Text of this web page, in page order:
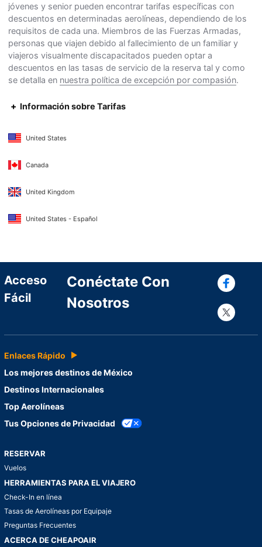
jóvenes y senior pueden encontrar tarifas específicas con
descuentos en determinadas aerolíneas, dependiendo de los
requisitos de cada una. Miembros de las Fuerzas Armadas,
personas que viajen debido al fallecimiento de un familiar y
viajeros visualmente discapacitados pueden optar a
descuentos en las tasas de servicio de la reserva tal y como
se detalla en nuestra política de excepción por compasión.
Información sobre Tarifas
United States
Canada
United Kingdom
United States - Español
Acceso
Fácil
Conéctate Con
Nosotros
Enlaces Rápido
Los mejores destinos de México
Destinos Internacionales
Top Aerolíneas
Tus Opciones de Privacidad
RESERVAR
Vuelos
HERRAMIENTAS PARA EL VIAJERO
Check-In en línea
Tasas de Aerolíneas por Equipaje
Preguntas Frecuentes
ACERCA DE CHEAPOAIR